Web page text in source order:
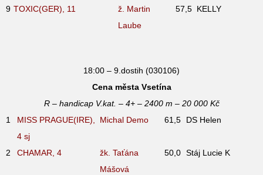
9 TOXIC(GER), 11
ž. Martin
Laube
57,5 KELLY
18:00 – 9.dostih (030106)
Cena města Vsetína
R – handicap V.kat. – 4+ – 2400 m – 20 000 Kč
1
MISS PRAGUE(IRE),
4 sj
Michal Demo 61,5 DS Helen
2 CHAMAR, 4
žk. Taťána
Mášová
50,0 Stáj Lucie K